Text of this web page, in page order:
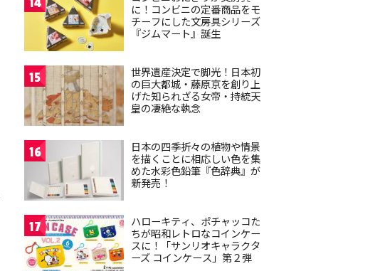
に！コンビニの定番商品をモ
チーフにした文房具シリーズ
『ジムマート』誕生
15
世界遺産決定で脚光！日本初
の巨大都城・藤原京を創り上
げた知られざる女帝・持統天
皇の凄絶な執念
16
日本の四季折々の植物や情景
を描くことに相応しい色を集
めた水彩色鉛筆『色辞典』が
新発売！
17
ハローキティ、ポチャッコた
ちが昭和レトロなコインケー
スに！「サンリオキャラクタ
ーズ コインケース」第２弾